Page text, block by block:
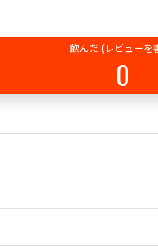
飲んだ (レビューを
0